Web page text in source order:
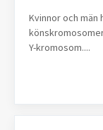
Kvinnor och män
Y-kromosom....